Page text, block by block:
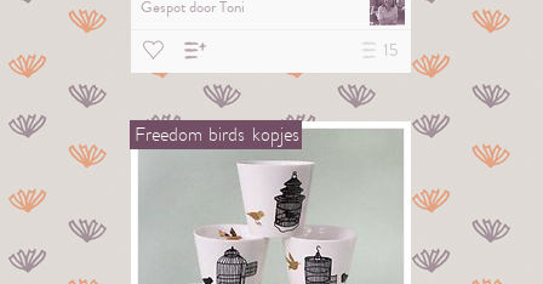
Gespot doorToni
15
Freedom birds kopjes